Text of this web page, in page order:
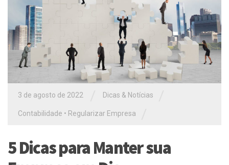
3 de agosto de 2022 Dicas & Notícias
Contabilidade • Regularizar Empresa
5 Dicas para Manter sua